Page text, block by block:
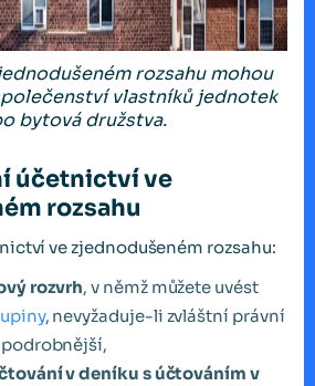
rozsahu mohou
vlastníků jednotek
bytová družstva.
účetnictví ve
rozsahu
ve zjednodušeném rozsahu:
rozvrh, v němž můžete uvést
, nevyžaduje-li zvláštní právní
v deníku s účtováním v